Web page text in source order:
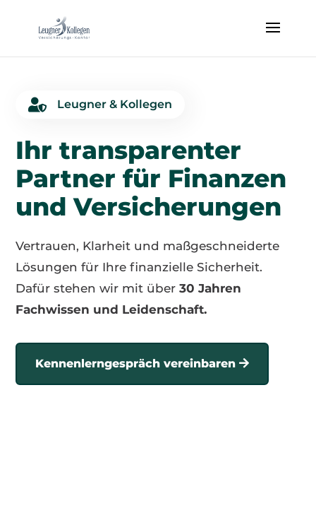
 Leugner & Kollegen
Ihr transparenter
Partner für Finanzen
und Versicherungen
Vertrauen, Klarheit und maßgeschneiderte
Lösungen für Ihre finanzielle Sicherheit.
Dafür stehen wir mit über30 Jahren
Fachwissen und Leidenschaft.
Kennenlerngespräch vereinbaren